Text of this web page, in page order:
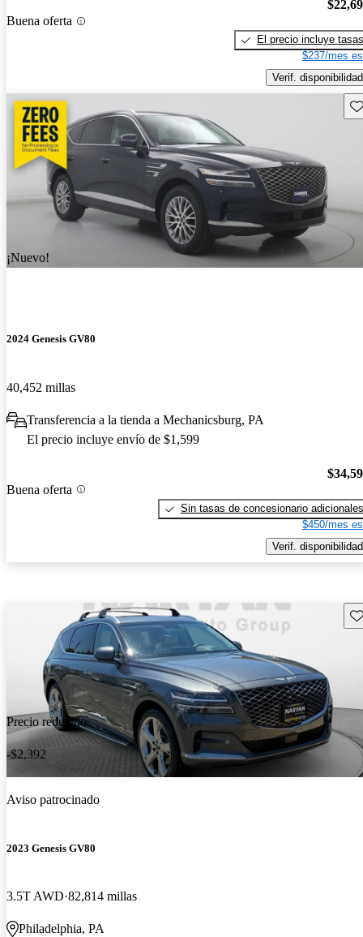
Buena oferta
El precio incluye tasas
$237/mes
Verif. disponibilidad
¡Nuevo!
2024 Genesis GV80
40,452 millas
Transferencia a la tienda a Mechanicsburg, PA
El precio incluye envío de $1,599
Buena oferta
Sin tasas de concesionario adicionales
$450/mes
Verif. disponibilidad
Precio reducido
-$2,392
Aviso patrocinado
2023 Genesis GV80
3.5T AWD 82,814 millas
Philadelphia, PA